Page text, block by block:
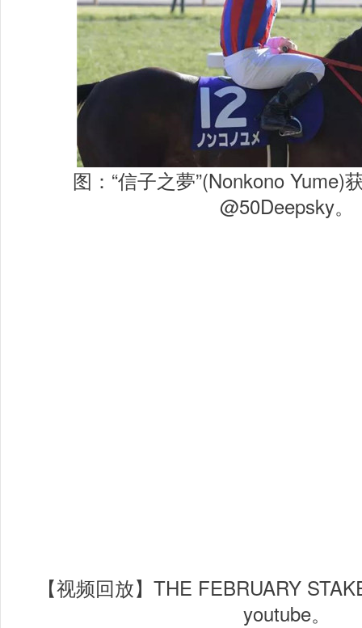
图：“信子之夢”(Nonkono Yume)
@50Deepsky。
【视频回放】 THE FEBRUARY
youtube。